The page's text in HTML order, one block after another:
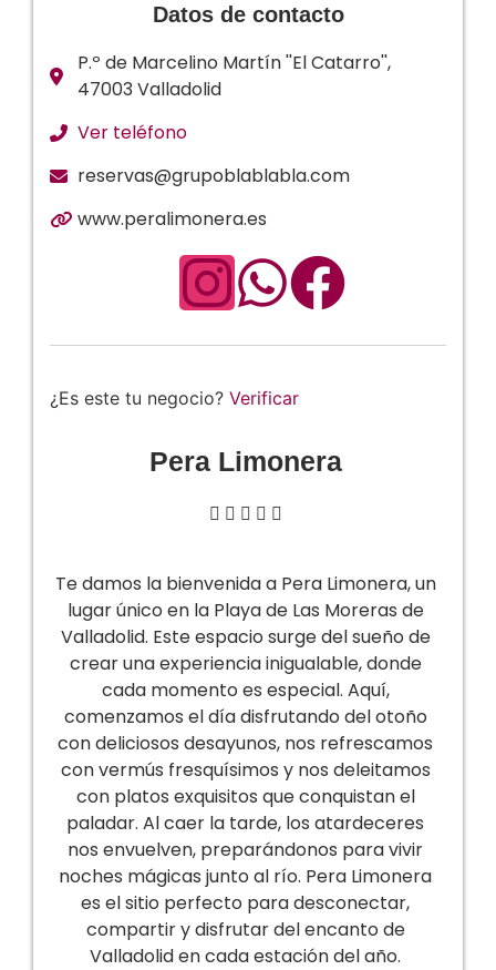
Datos de contacto
P.º de Marcelino Martín ''El Catarro'',
47003 Valladolid
Ver teléfono
reservas@grupoblablabla.com
www.peralimonera.es
¿Es este tu negocio? Verificar
Pera Limonera
    
Te damos la bienvenida a Pera Limonera, un
lugar único en la Playa de Las Moreras de
Valladolid. Este espacio surge del sueño de
crear una experiencia inigualable, donde
cada momento es especial. Aquí,
comenzamos el día disfrutando del otoño
con deliciosos desayunos, nos refrescamos
con vermús fresquísimos y nos deleitamos
con platos exquisitos que conquistan el
paladar. Al caer la tarde, los atardeceres
nos envuelven, preparándonos para vivir
noches mágicas junto al río. Pera Limonera
es el sitio perfecto para desconectar,
compartir y disfrutar del encanto de
Valladolid en cada estación del año.